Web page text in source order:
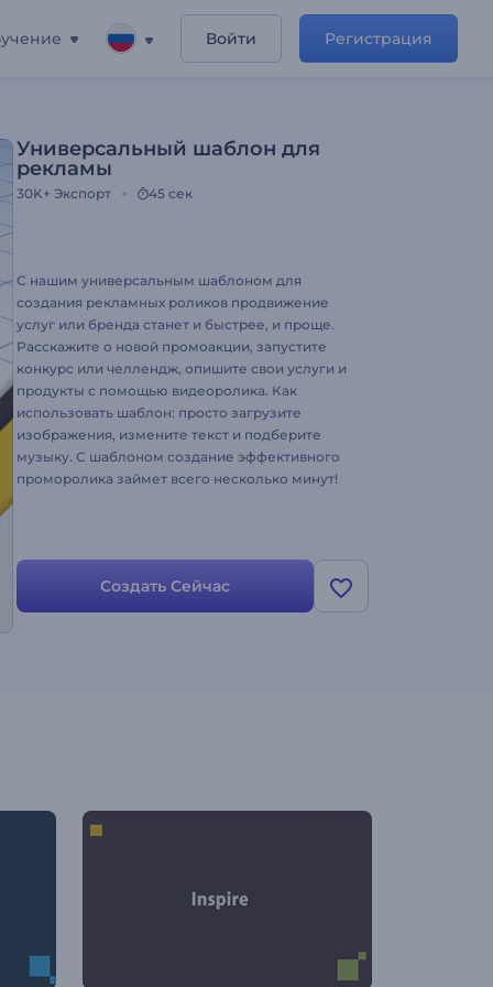
Войти Регистрация
Универсальный шаблон для
рекламы
30K+ Экспорт 45 сек
С нашим универсальным шаблоном для
создания рекламных роликов продвижение
услуг или бренда станет и быстрее, и проще.
Расскажите о новой промоакции, запустите
конкурс или челлендж, опишите свои услуги и
продукты с помощью видеоролика. Как
использовать шаблон: просто загрузите
изображения, измените текст и подберите
музыку. С шаблоном создание эффективного
проморолика займет всего несколько минут!
Создать Сейчас